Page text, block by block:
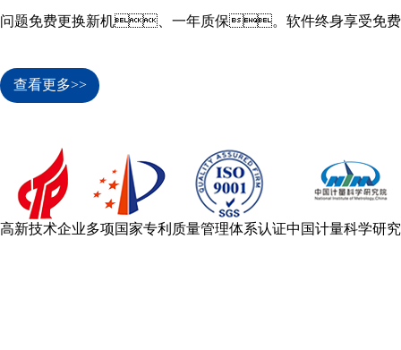
问题免费更换新机、一年质保。软件终身享受免费
查看更多>>
高新技术企业多项国家专利 质量管理体系认证中国计量科学研